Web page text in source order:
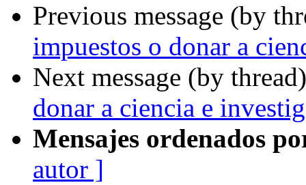
Previous message (by
impuestos o donar a
Next message (by
donar a ciencia e
Mensajes ordenados
autor ]